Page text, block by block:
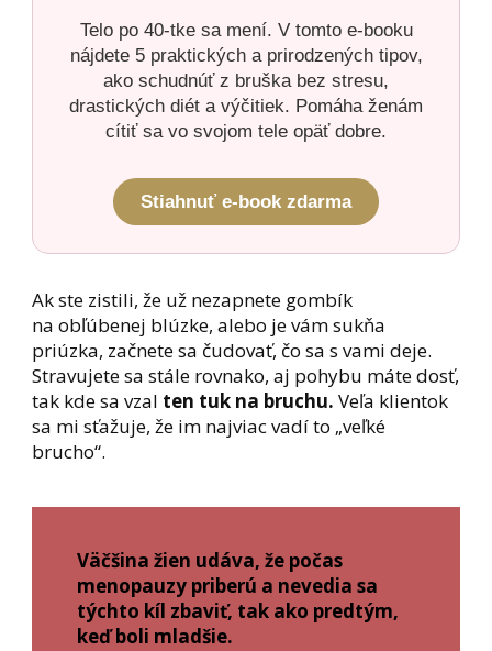
Telo po 40-tke sa mení. V tomto e-booku
nájdete 5 praktických a prirodzených tipov,
ako schudnúť z bruška bez stresu,
drastických diét a výčitiek. Pomáha ženám
cítiť sa vo svojom tele opäť dobre.
Stiahnuť e-book zdarma
Ak ste zistili, že už nezapnete gombík
na obľúbenej blúzke, alebo je vám sukňa
priúzka, začnete sa čudovať, čo sa s vami deje.
Stravujete sa stále rovnako, aj pohybu máte dosť,
tak kde sa vzal ten tuk na bruchu. Veľa klientok
sa mi sťažuje, že im najviac vadí to „veľké
brucho“.
Väčšina žien udáva, že počas
menopauzy priberú a nevedia sa
týchto kíl zbaviť, tak ako predtým,
keď boli mladšie.